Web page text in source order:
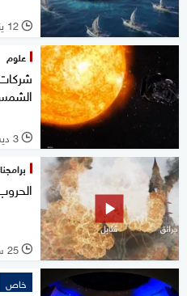
l 12 يناير 2026
علوم
l 3 ديسمبر 2025
l 25 سبتمبر 2025
خاص